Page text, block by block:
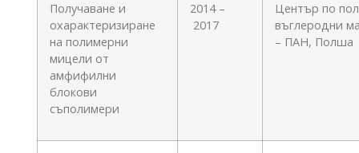
Получаване и
охарактеризиране
на полимерни
мицели от
амфифилни
блокови
съполимери
2014 –
2017
Център по
въглеродни
– ПАН, Полша